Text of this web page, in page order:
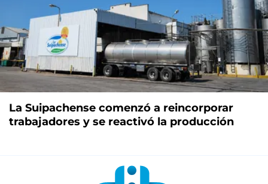
La Suipachense comenzó a reincorporar
trabajadores y se reactivó la producción